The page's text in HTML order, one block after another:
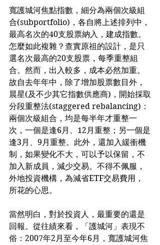
寬護城河焦點指數，細分為兩個次級組
合(subportfolio)，各自將上述排列中，
最高名次的40支股票納入，建成指數。
怎麼如此複雜？查實原祖的設計，是只
選名次最高的20支股票，每季重整組
合。然而，出入較多，成本必然加重。
故自去年年中，除了增加股票數目外，
晨星(及不少其它指數供應商)，開始採取
分段重整法(staggered rebalancing)：
兩個次級組合，均是每半年才重整一
次，一個是逢6月、12月重整；另一個是
逢3月、9月重整。此外，還加入緩衝機
制，如果變化不大，可以予以保留，不
加入新成員，減少交易。不得不佩服，
外地投資機構，為減省ETF交易費用，
所花的心思。
當然明白，對於投資人，最重要的還是
回報。從往績來看，「護城河」表現不
俗：2007年2月至今年6月，寬護城河焦